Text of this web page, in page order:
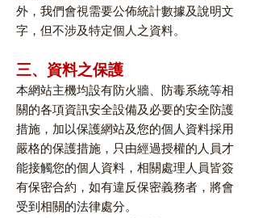
外，我們會視需要公佈統計數據及說明文
字，但不涉及特定個人之資料。
三、資料之保護
本網站主機均設有防火牆、防毒系統等相
關的各項資訊安全設備及必要的安全防護
措施，加以保護網站及您的個人資料採用
嚴格的保護措施，只由經過授權的人員才
能接觸您的個人資料，相關處理人員皆簽
有保密合約，如有違反保密義務者，將會
受到相關的法律處分。